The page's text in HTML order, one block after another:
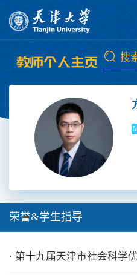
荣誉&学生指导
· 第十九届天津市社会科学